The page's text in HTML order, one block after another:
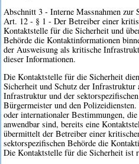
Abschnitt 3 - Interne Massnahmen
Art. 12 - § 1 - Der Betreiber einer
Kontaktstelle für die Sicherheit und
Behörde die Kontaktinformationen
der Ausweisung als kritische
dieser Informationen.
Die Kontaktstelle für die Sicherheit
Sicherheit und Schutz der
Infrastruktur und der
Bürgermeister und den
oder internationaler Bestimmungen,
anwendbar sind, bereits eine
übermittelt der Betreiber einer
sektorspezifischen Behörde die
Die Kontaktstelle für die Sicherheit ist